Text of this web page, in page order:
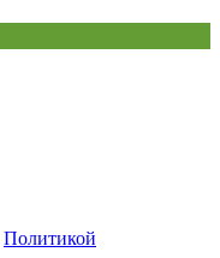
Политикой